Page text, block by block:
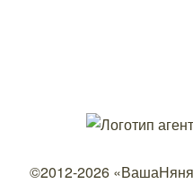
©2012-2026